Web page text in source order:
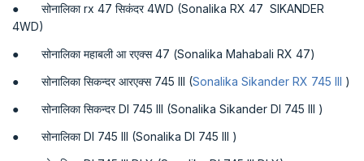
● सोनालिका rx 47 सिकंदर 4WD (Sonalika RX 47 SIKANDER
4WD)
● सोनालिका महाबली आ रएक्स 47 (Sonalika Mahabali RX 47)
● सोनालिका सिकन्दर आरएक्स 745 III (Sonalika Sikander RX 745 III )
● सोनालिका सिकन्दर DI 745 III (Sonalika Sikander DI 745 III )
● सोनालिका DI 745 III (Sonalika DI 745 III )